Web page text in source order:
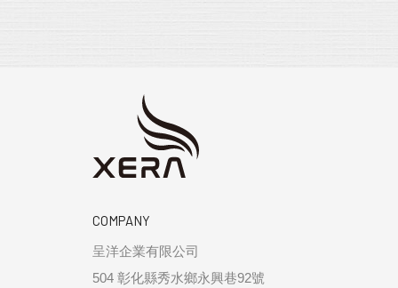
COMPANY
呈洋企業有限公司
504 彰化縣秀水鄉永興巷92號